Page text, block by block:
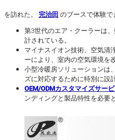
を訪れた。 完治田 のブースで体験で
第3世代のエア・クーラーは
計されている。
マイナスイオン技術、空気清
ーにより、室内の空気環境を改
小型冷暖房ソリューションは
ズに対応するために特別に設
OEM/ODMカスタマイズサー
ンディングと製品特性を必要